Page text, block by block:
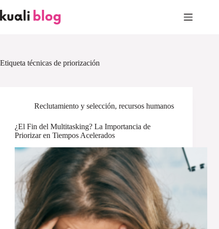
to
content
Etiqueta técnicas de priorización
Reclutamiento y selección, recursos humanos
¿El Fin del Multitasking? La Importancia de
Priorizar en Tiempos Acelerados